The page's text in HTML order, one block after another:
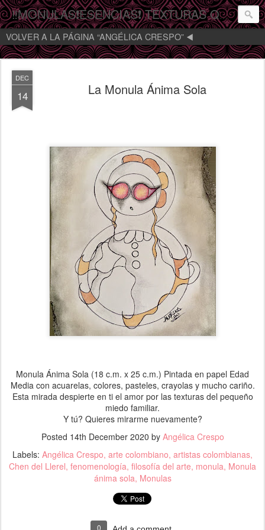
‼️MONULAS❗️ESENCIAS❗️ TEXTURAS QUE MIRAN‼️
VOLVER A LA PÁGINA “ANGÉLICA CRESPO” ◀️
DEC
14 La Monula Ánima Sola
Monula Ánima Sola (18 c.m. x 25 c.m.) Pintada en papel Edad
Media con acuarelas, colores, pasteles, crayolas y mucho cariño.
Esta mirada despierte en ti el amor por las texturas del pequeño
miedo familiar.
Y tú? Quieres mirarme nuevamente?
Posted 14th December 2020 by Angélica Crespo
Labels: Angélica Crespo arte colombiano artistas colombianas
Chen del Llerel fenomenología filosofía del arte monula Monula
ánima sola Monulas
0